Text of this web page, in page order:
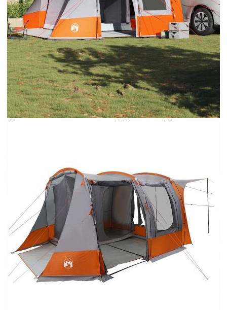
В наличност: 8 бр.
Време за доставка: 5 до 9 дни
Безплатна доставка до адрес при плащане по банков път
Цвят:
Сив и оранжев
Материал:
185T полиестер с PU покритие
Палатка за кола
Брой прозорци:
2
Вътрешни размери на палатката:
230 x 140 x 196 см (Д x Ш x В)
Външни размери на палатката:
403 x 325 x 209 см (Д x Ш x В)
Брой спални:
Брой дневни:
Купи на изплащане
Credit calculator
Шатра за кола сива и оранжева водоустойчива
Please select credit institution